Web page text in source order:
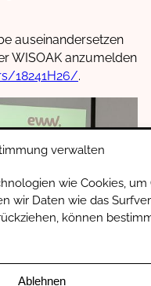
verwalten
wie Cookies,
wir Daten wie das
können
Ablehnen
auseinandersetzen
WISOAK anzumelden
18241H26/.